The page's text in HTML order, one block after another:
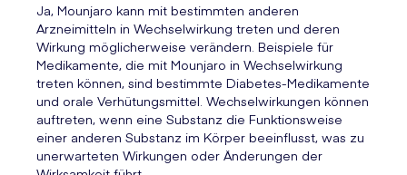
Ja, Mounjaro kann mit bestimmten anderen
Arzneimitteln in Wechselwirkung treten und deren
Wirkung möglicherweise verändern. Beispiele für
Medikamente, die mit Mounjaro in Wechselwirkung
treten können, sind bestimmte Diabetes-Medikamente
und orale Verhütungsmittel. Wechselwirkungen können
auftreten, wenn eine Substanz die Funktionsweise
einer anderen Substanz im Körper beeinflusst, was zu
unerwarteten Wirkungen oder Änderungen der